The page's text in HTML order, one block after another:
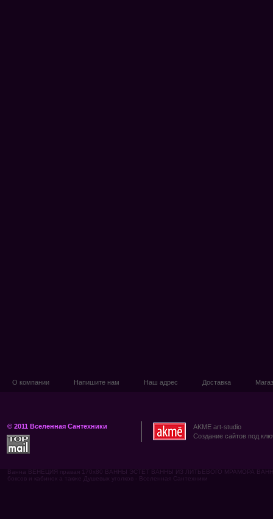
О компании Напишите нам Наш адрес Доставка
AKME art-studio
Создание сайтов под
© 2011 Вселенная Сантехники
Ванна ВЕНЕЦИЯ правая 170х80 ВАННЫ ЭСТЕТ ВАННЫ ИЗ ЛИТЬЕВОГО МРАМОРА
боксов и кабинок а также Душевых уголков - Вселенная Сантехники